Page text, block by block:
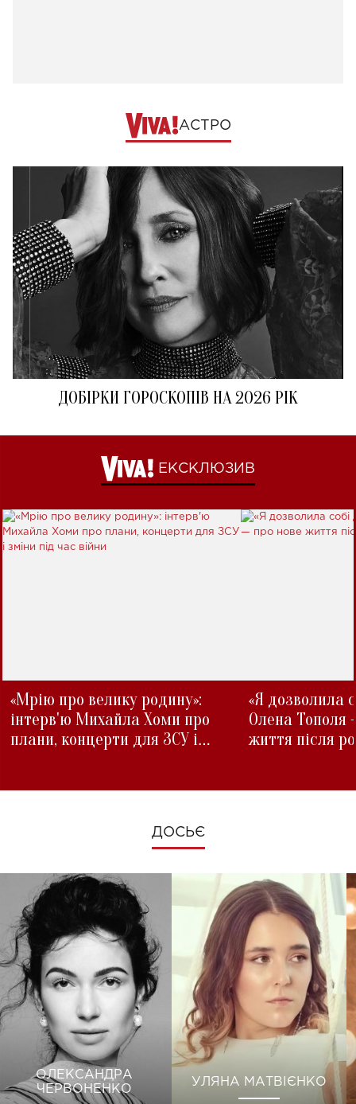
АСТРО
ДОБІРКИ ГОРОСКОПІВ НА 2026 РІК
ЕКСКЛЮЗИВ
«Мрію про велику родину»:
інтерв'ю Михайла Хоми про
плани, концерти для ЗСУ і
«Я дозволила
Олена Тополя
життя після
ДОСЬЄ
ОЛЕКСАНДРА
ЧЕРВОНЕНКО
УЛЯНА МАТВІЄНКО